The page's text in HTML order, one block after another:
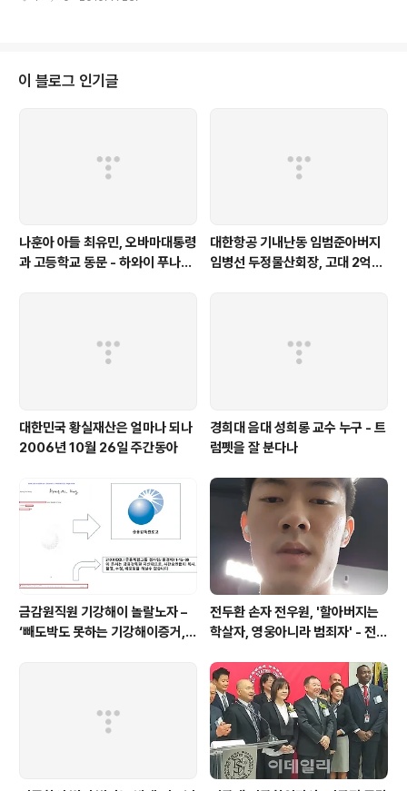
으로서 지시에 따른 점 등을 참작했다”며 영장을 기각했다. 검찰에 따르면 이 전
지원관 등은 2008년 9월부터 ’대통령 비방 동영..
이 블로그 인기글
나훈아 아들 최유민, 오바마대통령
과 고등학교 동문 - 하와이 푸나호
대한항공 기내난동 임범준아버지
임병선 두정물산회장, 고대 2억기
대한민국 황실재산은 얼마나 되나
2006년 10월 26일 주간동아
경희대 음대 성희롱 교수 누구 - 트
럼펫을 잘 분다나
금감원직원 기강해이 놀랄노자 –
‘빼도박도 못하는 기강해이증거,
전두환 손자 전우원, '할아버지는
학살자, 영웅아니라 범죄자' - 전재